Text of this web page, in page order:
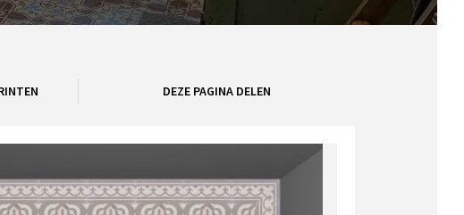
DEZE PAGINA DELEN